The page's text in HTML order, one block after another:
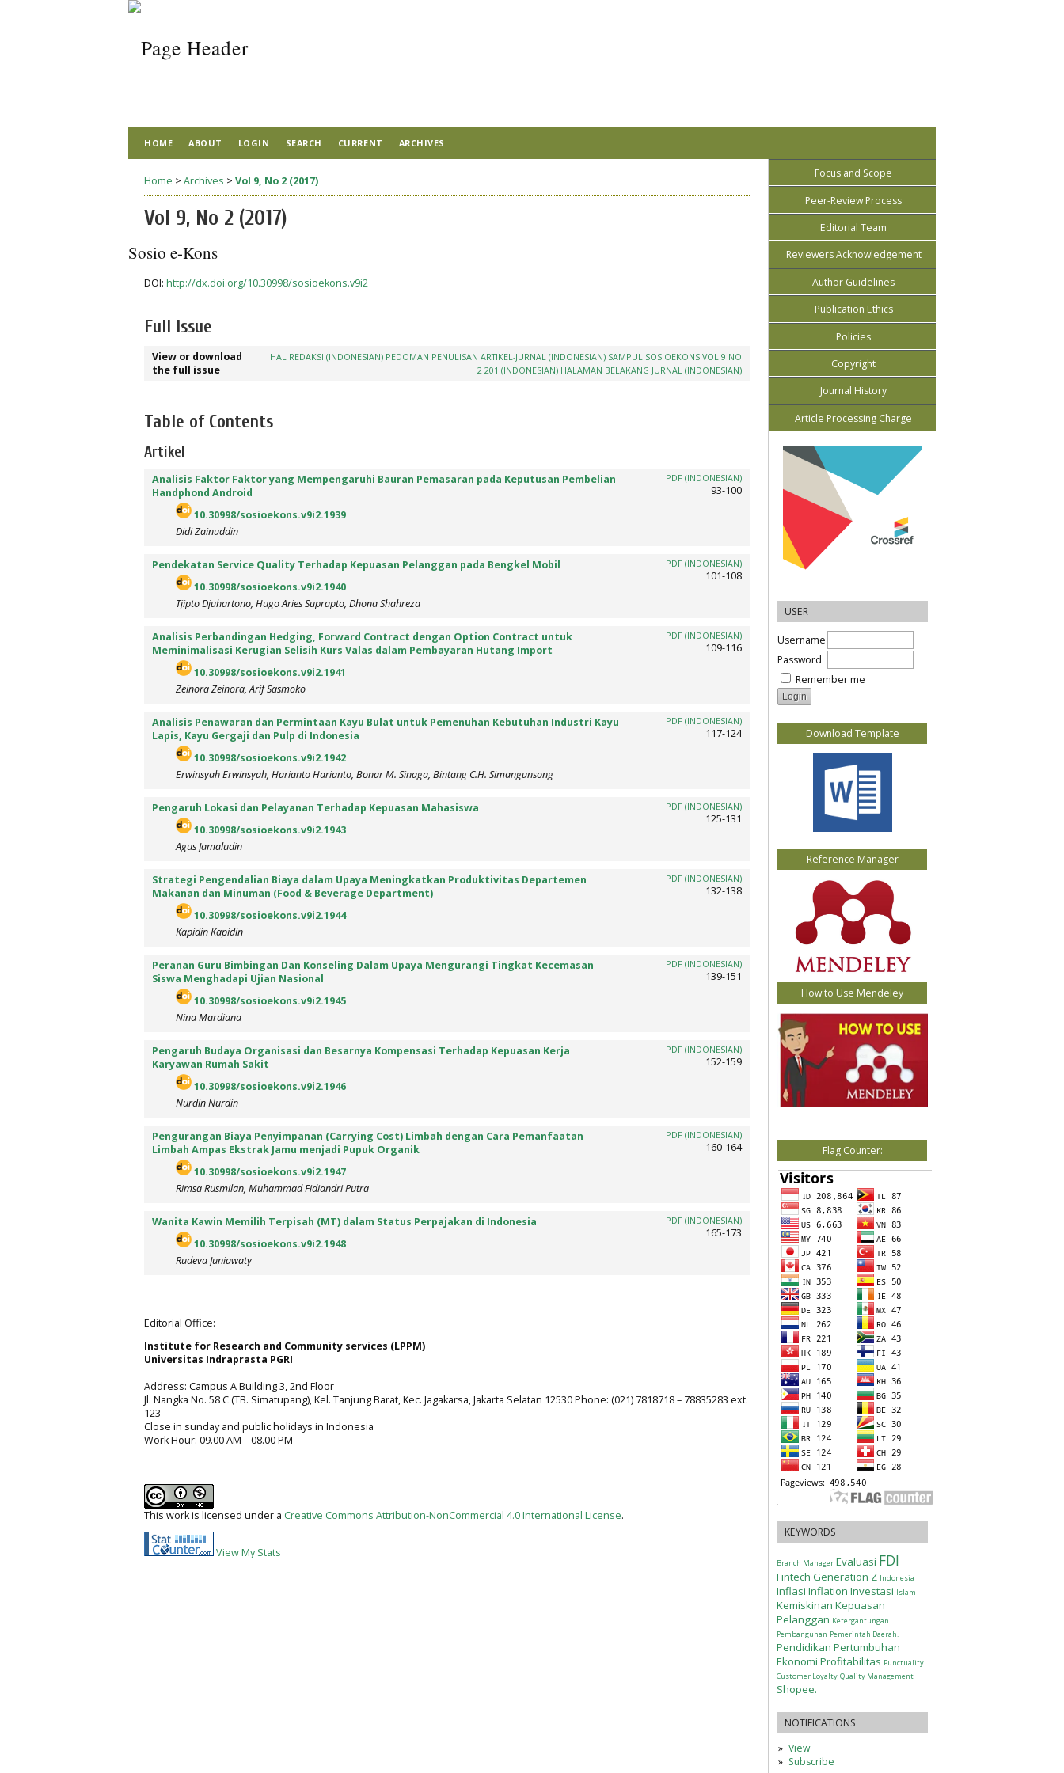
Focus and Scope
Peer-Review Process
Editorial Team
Reviewers Acknowledgement
Author Guidelines
Publication Ethics
Policies
Copyright
Journal History
Article Processing Charge
USER
Username
Password
Remember me
Download Template
Reference Manager
How to Use Mendeley
Flag Counter:
KEYWORDS
Branch Manager Evaluasi FDI
Fintech Generation Z Indonesia
Inflasi Inflation Investasi Islam
Kemiskinan Kepuasan
Pelanggan Ketergantungan
Pembangunan Pemerintah Daerah.
Pendidikan Pertumbuhan
Ekonomi Profitabilitas Punctuality.
Customer Loyalty Quality Management
Shopee.
NOTIFICATIONS
View
Subscribe
HOME ABOUT LOGIN SEARCH CURRENT ARCHIVES
Home > Archives > Vol 9, No 2 (2017)
Vol 9, No 2 (2017)
Sosio e-Kons
DOI: http://dx.doi.org/10.30998/sosioekons.v9i2
Full Issue
View or download
the full issue
HAL REDAKSI (INDONESIAN) PEDOMAN PENULISAN ARTIKEL-JURNAL (INDONESIAN) SAMPUL SOSIOEKONS VOL 9 NO
2 201 (INDONESIAN) HALAMAN BELAKANG JURNAL (INDONESIAN)
Table of Contents
Artikel
Analisis Faktor Faktor yang Mempengaruhi Bauran Pemasaran pada Keputusan Pembelian
Handphond Android
10.30998/sosioekons.v9i2.1939
Didi Zainuddin
PDF (INDONESIAN)
93-100
Pendekatan Service Quality Terhadap Kepuasan Pelanggan pada Bengkel Mobil
10.30998/sosioekons.v9i2.1940
Tjipto Djuhartono, Hugo Aries Suprapto, Dhona Shahreza
PDF (INDONESIAN)
101-108
Analisis Perbandingan Hedging, Forward Contract dengan Option Contract untuk
Meminimalisasi Kerugian Selisih Kurs Valas dalam Pembayaran Hutang Import
10.30998/sosioekons.v9i2.1941
Zeinora Zeinora, Arif Sasmoko
PDF (INDONESIAN)
109-116
Analisis Penawaran dan Permintaan Kayu Bulat untuk Pemenuhan Kebutuhan Industri Kayu
Lapis, Kayu Gergaji dan Pulp di Indonesia
10.30998/sosioekons.v9i2.1942
Erwinsyah Erwinsyah, Harianto Harianto, Bonar M. Sinaga, Bintang C.H. Simangunsong
PDF (INDONESIAN)
117-124
Pengaruh Lokasi dan Pelayanan Terhadap Kepuasan Mahasiswa
10.30998/sosioekons.v9i2.1943
Agus Jamaludin
PDF (INDONESIAN)
125-131
Strategi Pengendalian Biaya dalam Upaya Meningkatkan Produktivitas Departemen
Makanan dan Minuman (Food & Beverage Department)
10.30998/sosioekons.v9i2.1944
Kapidin Kapidin
PDF (INDONESIAN)
132-138
Peranan Guru Bimbingan Dan Konseling Dalam Upaya Mengurangi Tingkat Kecemasan
Siswa Menghadapi Ujian Nasional
10.30998/sosioekons.v9i2.1945
Nina Mardiana
PDF (INDONESIAN)
139-151
Pengaruh Budaya Organisasi dan Besarnya Kompensasi Terhadap Kepuasan Kerja
Karyawan Rumah Sakit
10.30998/sosioekons.v9i2.1946
Nurdin Nurdin
PDF (INDONESIAN)
152-159
Pengurangan Biaya Penyimpanan (Carrying Cost) Limbah dengan Cara Pemanfaatan
Limbah Ampas Ekstrak Jamu menjadi Pupuk Organik
10.30998/sosioekons.v9i2.1947
Rimsa Rusmilan, Muhammad Fidiandri Putra
PDF (INDONESIAN)
160-164
Wanita Kawin Memilih Terpisah (MT) dalam Status Perpajakan di Indonesia
10.30998/sosioekons.v9i2.1948
Rudeva Juniawaty
PDF (INDONESIAN)
165-173
Editorial Office:
Institute for Research and Community services (LPPM)
Universitas Indraprasta PGRI
Address: Campus A Building 3, 2nd Floor
Jl. Nangka No. 58 C (TB. Simatupang), Kel. Tanjung Barat, Kec. Jagakarsa, Jakarta Selatan 12530 Phone: (021) 7818718 – 78835283 ext.
123
Close in sunday and public holidays in Indonesia
Work Hour: 09.00 AM – 08.00 PM
This work is licensed under a Creative Commons Attribution-NonCommercial 4.0 International License.
View My Stats